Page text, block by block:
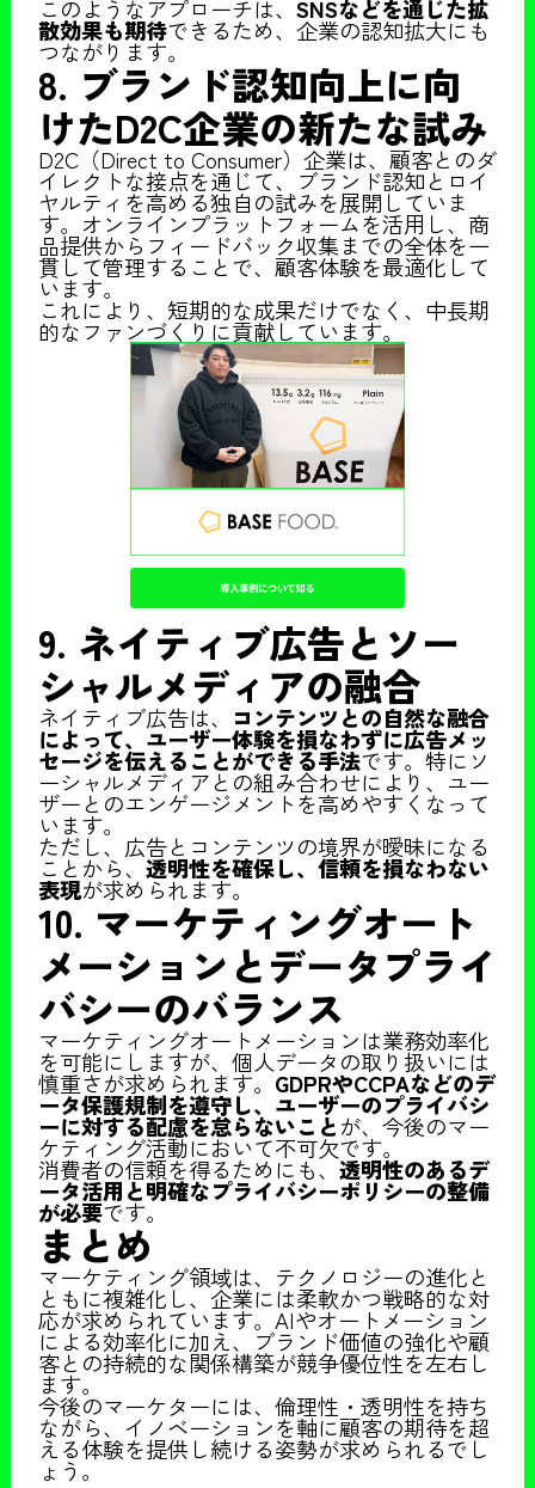
このようなアプローチは、 SNSなどを通じた拡
散効果も期待できるため、企業の認知拡大にも
つながります。
8. ブランド認知向上に向
けたD2C企業の新たな試み
D2C（Direct to Consumer）企業は、顧客とのダ
イレクトな接点を通じて、ブランド認知とロイ
ヤルティを高める独自の試みを展開していま
す。オンラインプラットフォームを活用し、商
品提供からフィードバック収集までの全体を一
貫して管理することで、顧客体験を最適化して
います。
これにより、短期的な成果だけでなく、中長期
的なファンづくりに貢献しています。
9. ネイティブ広告とソー
シャルメディアの融合
ネイティブ広告は、 コンテンツとの自然な融合
によって、ユーザー体験を損なわずに広告メッ
セージを伝えることができる手法です。特にソ
ーシャルメディアとの組み合わせにより、ユー
ザーとのエンゲージメントを高めやすくなって
います。
ただし、広告とコンテンツの境界が曖昧になる
ことから、 透明性を確保し、信頼を損なわない
表現が求められます。
10. マーケティングオート
メーションとデータプライ
バシーのバランス
マーケティングオートメーションは業務効率化
を可能にしますが、個人データの取り扱いには
慎重さが求められます。 GDPRやCCPAなどのデ
ータ保護規制を遵守し、ユーザーのプライバシ
ーに対する配慮を怠らないことが、今後のマー
ケティング活動において不可欠です。
消費者の信頼を得るためにも、透明性のあるデ
ータ活用と明確なプライバシーポリシーの整備
が必要です。
まとめ
マーケティング領域は、テクノロジーの進化と
ともに複雑化し、企業には柔軟かつ戦略的な対
応が求められています。AIやオートメーション
による効率化に加え、ブランド価値の強化や顧
客との持続的な関係構築が競争優位性を左右し
ます。
今後のマーケターには、倫理性・透明性を持ち
ながら、イノベーションを軸に顧客の期待を超
える体験を提供し続ける姿勢が求められるでし
ょう。